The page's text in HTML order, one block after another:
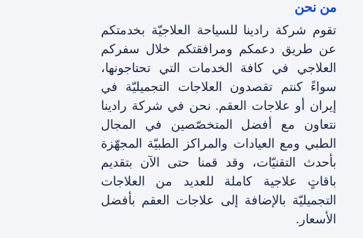
من نحن
تقوم شركة رادينا للسياحة العلاجيّة بخدمتكم
عن طريق دعمكم ومرافقتکم خلال سفرکم
العلاجي في كافة الخدمات التي تحتاجونها،
سواءً كنتم تقصدون العلاجات التجميليّة في
إيران أو علاجات العقم. نحن في شركة رادينا
نتعاون مع أفضل المتخصّصين في المجال
الطبي ومع العيادات والمراكز الطبيّة المجهّزة
بأحدث التقنيّات، وقد قمنا حتى الآن بتقديم
باقاتٍ علاجية كاملة للعديد من العلاجات
التجميليّة بالإضافة إلى علاجات العقم بأفضل
الأسعار.